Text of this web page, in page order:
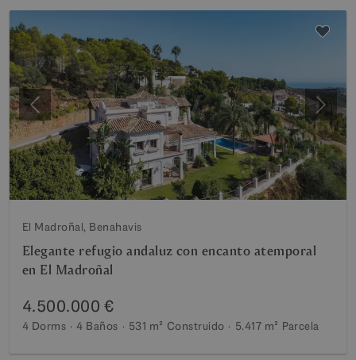
Anterior
El Madroñal, Benahavis
Elegante refugio andaluz con encanto atemporal
en El Madroñal
4.500.000 €
4 Dorms 4 Baños 531 m² Construido 5.417 m² Parcela